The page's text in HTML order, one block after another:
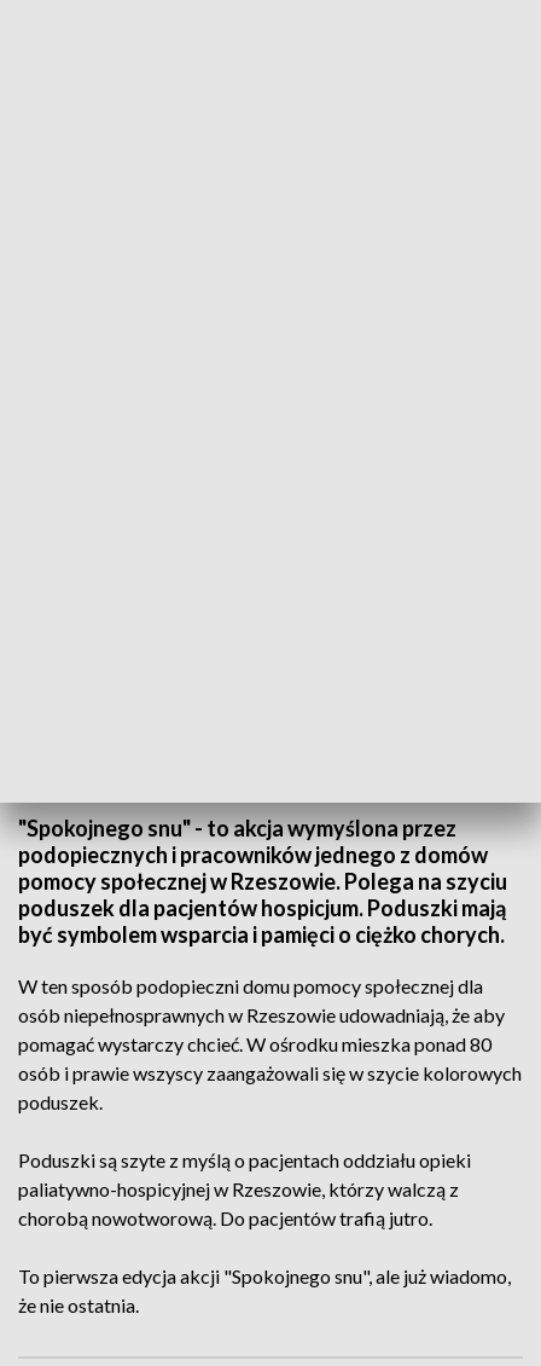
"Spokojnego snu" - to akcja wymyślona przez
podopiecznych i pracowników jednego z domów
pomocy społecznej w Rzeszowie. Polega na szyciu
poduszek dla pacjentów hospicjum. Poduszki mają
być symbolem wsparcia i pamięci o ciężko chorych.
W ten sposób podopieczni domu pomocy społecznej dla
osób niepełnosprawnych w Rzeszowie udowadniają, że aby
pomagać wystarczy chcieć. W ośrodku mieszka ponad 80
osób i prawie wszyscy zaangażowali się w szycie kolorowych
poduszek.
Poduszki są szyte z myślą o pacjentach oddziału opieki
paliatywno-hospicyjnej w Rzeszowie, którzy walczą z
chorobą nowotworową. Do pacjentów trafią jutro.
To pierwsza edycja akcji "Spokojnego snu", ale już wiadomo,
że nie ostatnia.